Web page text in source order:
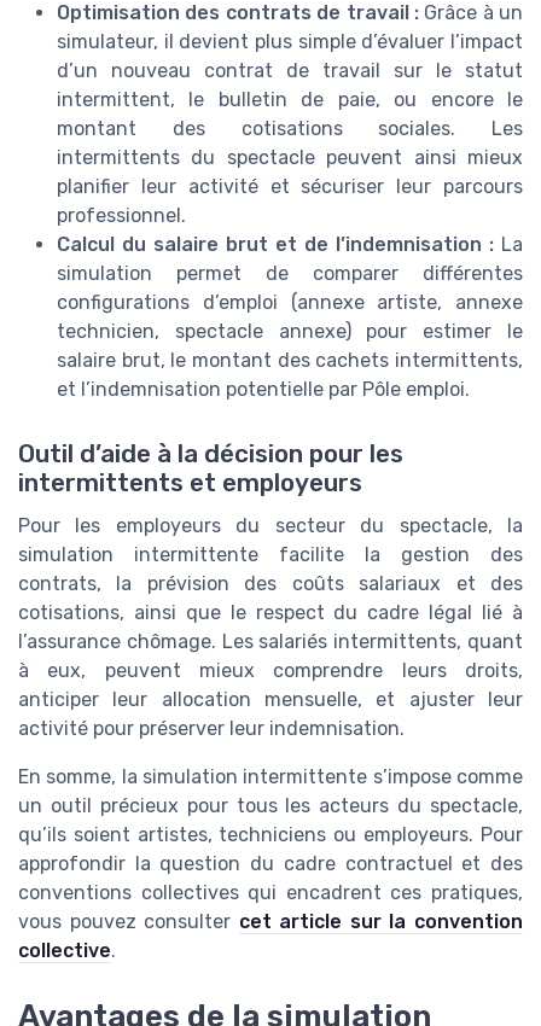
Optimisation des contrats de travail :Grâce à un
simulateur, il devient plus simple d’évaluer l’impact
d’un nouveau contrat de travail sur le statut
intermittent, le bulletin de paie, ou encore le
montant des cotisations sociales. Les
intermittents du spectacle peuvent ainsi mieux
planifier leur activité et sécuriser leur parcours
professionnel.
Calcul du salaire brut et de l’indemnisation : La
simulation permet de comparer différentes
configurations d’emploi (annexe artiste, annexe
technicien, spectacle annexe) pour estimer le
salaire brut, le montant des cachets intermittents,
et l’indemnisation potentielle par Pôle emploi.
Outil d’aide à la décision pour les
intermittents et employeurs
Pour les employeurs du secteur du spectacle, la
simulation intermittente facilite la gestion des
contrats, la prévision des coûts salariaux et des
cotisations, ainsi que le respect du cadre légal lié à
l’assurance chômage. Les salariés intermittents, quant
à eux, peuvent mieux comprendre leurs droits,
anticiper leur allocation mensuelle, et ajuster leur
activité pour préserver leur indemnisation.
En somme, la simulation intermittente s’impose comme
un outil précieux pour tous les acteurs du spectacle,
qu’ils soient artistes, techniciens ou employeurs. Pour
approfondir la question du cadre contractuel et des
conventions collectives qui encadrent ces pratiques,
vous pouvez consulter cet article sur la convention
collective.
Avantages de la simulation